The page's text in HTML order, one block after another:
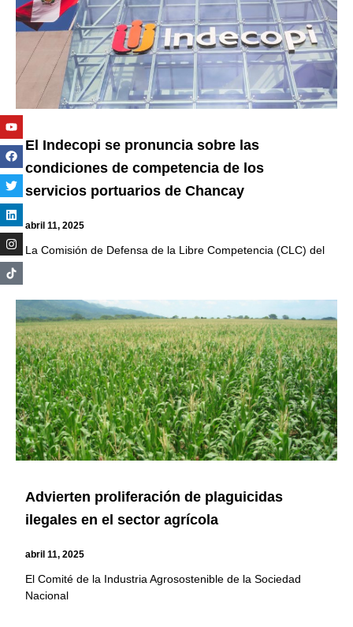
El Indecopi se pronuncia sobre las
condiciones de competencia de los
servicios portuarios de Chancay
abril 11, 2025
La Comisión de Defensa de la Libre Competencia (CLC) del
Advierten proliferación de plaguicidas
ilegales en el sector agrícola
abril 11, 2025
El Comité de la Industria Agrosostenible de la Sociedad
Nacional
Youtube
Facebook
Twitter
Linkedin
Instagram